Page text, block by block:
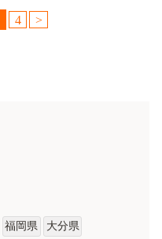
4 >
福岡県
大分県